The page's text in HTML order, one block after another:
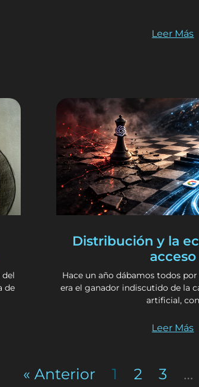
Leer Más
del
de
Distribución y la
acceso
Hace un año dábamos todos
era el ganador indiscutido de la
artificial, con
Leer Más
« Anterior 1 2 3 …